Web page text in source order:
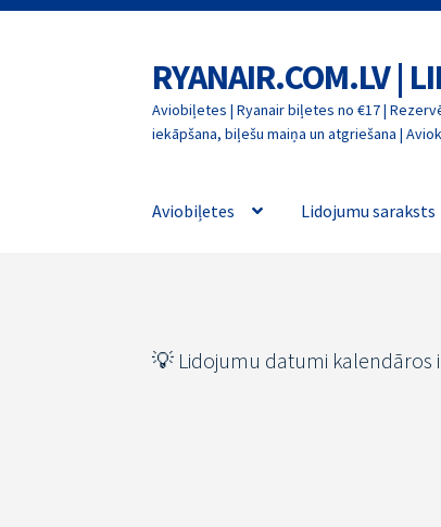
Skip
to
navigation
Skip
to
content
RYANAIR.COM.LV |
Aviobiļetes | Ryanair biļetes no €17 |
iekāpšana, biļešu maiņa un atgriešana |
Aviobiļetes Lidojumu saraksts
💡 Lidojumu datumi kalendāros